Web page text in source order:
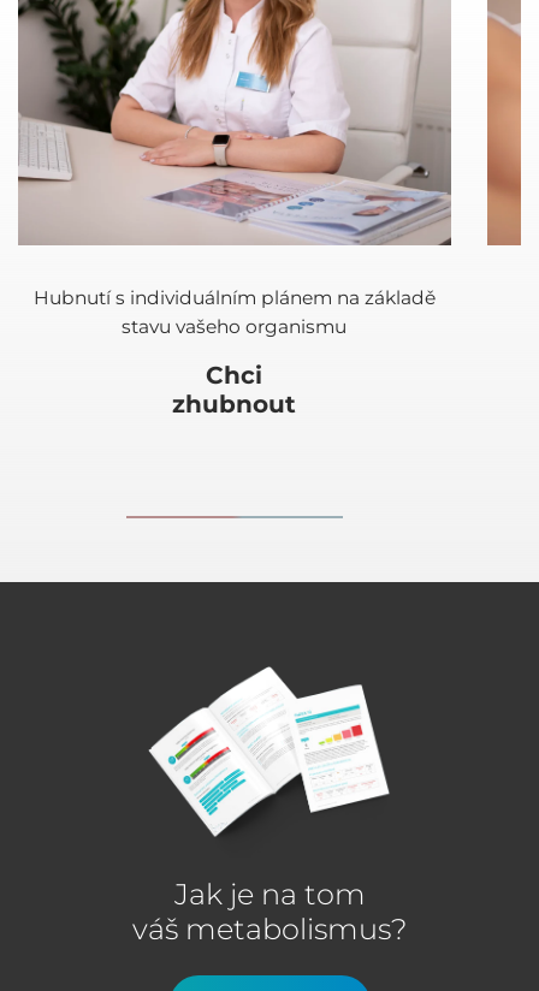
Chci
zhubnout
Jak je na tom
váš metabolismus?